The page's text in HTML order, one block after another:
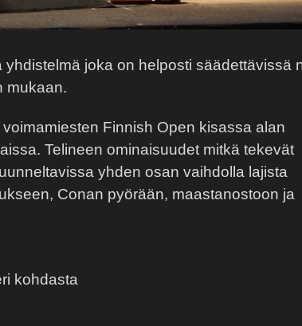
joka on helposti säädettävissä
mukaan.
Finnish Open kisassa alan
Telineen ominaisuudet mitkä tekevät
yhden osan vaihdolla lajista
Conan pyörään, maastanostoon ja
kohdasta